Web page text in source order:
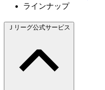
ラインナップ
Ｊリーグ公式サービス